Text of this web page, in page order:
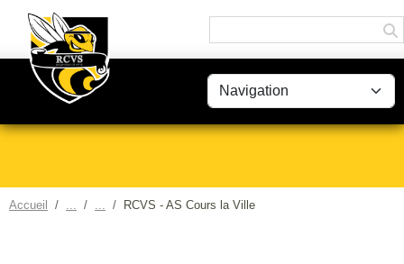
Accueil RCVS - AS Cours la Ville
Panneau de gestion des cookies